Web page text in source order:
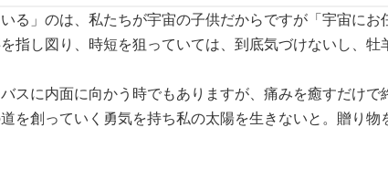
る」のは、私たちが宇宙の子供だからですが「宇宙に
指し図り、時短を狙っていては、到底気づけないし、
スに内面に向かう時でもありますが、痛みを癒すだけ
を創っていく勇気を持ち私の太陽を生きないと。贈り